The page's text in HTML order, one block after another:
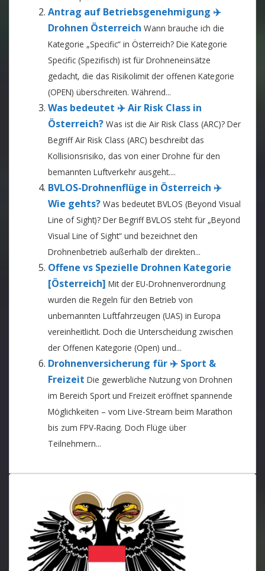
Antrag auf Betriebsgenehmigung ✈️
Drohnen Österreich Wann brauche ich die
Kategorie „Specific“ in Österreich? Die Kategorie
Specific (Spezifisch) ist für Drohneneinsätze
gedacht, die das Risikolimit der offenen Kategorie
(OPEN) überschreiten. Während...
Was bedeutet ✈️ Air Risk Class in
Österreich? Was ist die Air Risk Class (ARC)? Der
Begriff Air Risk Class (ARC) beschreibt das
Kollisionsrisiko, das von einer Drohne für den
bemannten Luftverkehr ausgeht....
BVLOS-Drohnenflüge in Österreich ✈️
Wie gehts? Was bedeutet BVLOS (Beyond Visual
Line of Sight)? Der Begriff BVLOS steht für „Beyond
Visual Line of Sight“ und bezeichnet den
Drohnenbetrieb außerhalb der direkten...
Offene vs Spezielle Drohnen Kategorie
[Österreich] Mit der EU-Drohnenverordnung
wurden die Regeln für den Betrieb von
unbemannten Luftfahrzeugen (UAS) in Europa
vereinheitlicht. Doch die Unterscheidung zwischen
der Offenen Kategorie (Open) und...
Drohnenversicherung für ✈️ Sport &
Freizeit Die gewerbliche Nutzung von Drohnen
im Bereich Sport und Freizeit eröffnet spannende
Möglichkeiten – vom Live-Stream beim Marathon
bis zum FPV-Racing. Doch Flüge über
Teilnehmern...